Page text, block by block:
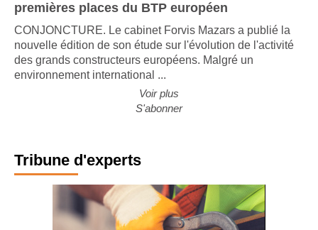
premières places du BTP européen
CONJONCTURE. Le cabinet Forvis Mazars a publié la
nouvelle édition de son étude sur l'évolution de l'activité
des grands constructeurs européens. Malgré un
environnement international ...
Voir plus
S'abonner
Tribune d'experts